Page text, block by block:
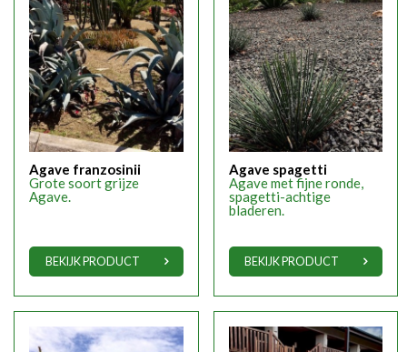
Agave franzosinii
Grote soort grijze
Agave.
BEKIJK PRODUCT
Agave spagetti
Agave met fijne ronde,
spagetti-achtige
bladeren.
BEKIJK PRODUCT